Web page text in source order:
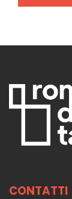
CONTATTI